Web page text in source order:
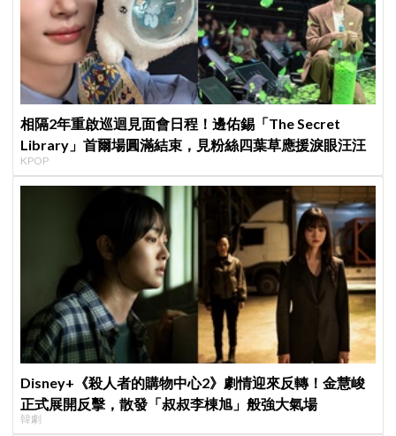
相隔2年重啟巡迴見面會日程！邊佑錫「The Secret
Library」首爾場圓滿結束，見粉絲四葉草應援淚眼汪汪
KPOP
Disney+《殺人者的購物中心2》劇情迎來反轉！金慧峻
正式展開反擊，散發「叔叔李棟旭」般強大氣場
韓劇